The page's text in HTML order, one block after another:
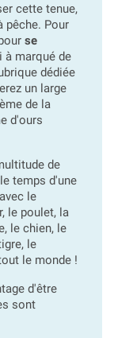
cette tenue,
pêche. Pour
se
à marqué de
dédiée
un large
de la
d'ours
de
le temps d'une
le
le poulet, la
le chien, le
le
le monde !
d'être
sont